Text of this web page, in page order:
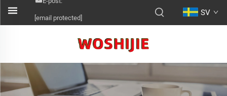
[email protected]
SV